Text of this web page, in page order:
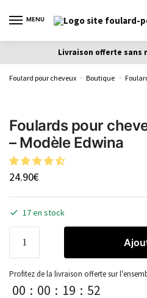
MENU
Livraison offerte sans
Foulard pour cheveux » Boutique »
Foulards pour
– Modèle Edwina
24.90€
17 en stock
Profitez de la livraison offerte sur
00 : 00 : 19 : 52